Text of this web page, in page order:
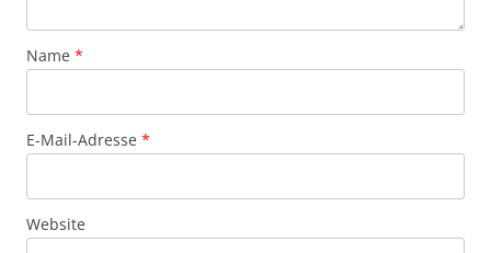
Name *
E-Mail-Adresse *
Website